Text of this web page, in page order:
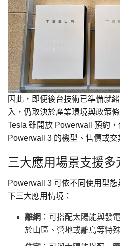
因此，即便後台技術已準備就
入，仍取決於產業環境與政策
Tesla 雖開放 Powerwall 預約
Powerwall 3 的機型、售價或交
三大應用場景支援多
Powerwall 3 可依不同使用型
下三大應用情境：
離網 ：可搭配太陽能與發
於山區、營地或離島等特